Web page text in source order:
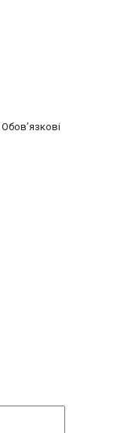
Обов’язкові